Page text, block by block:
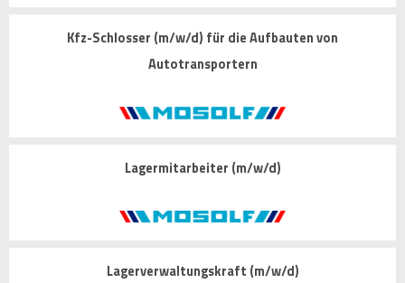
Kfz-Schlosser (m/w/d) für die Aufbauten von
Autotransportern
Lagermitarbeiter (m/w/d)
Lagerverwaltungskraft (m/w/d)